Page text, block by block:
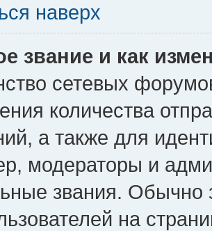
наверх
звание и как
сетевых
количества
а также для
модераторы и
звания. Обычно
на